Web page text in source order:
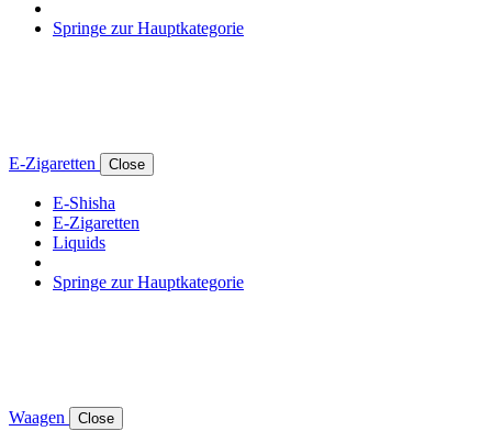
Springe zur Hauptkategorie
E-Zigaretten Close
E-Shisha
E-Zigaretten
Liquids
Springe zur Hauptkategorie
Waagen Close